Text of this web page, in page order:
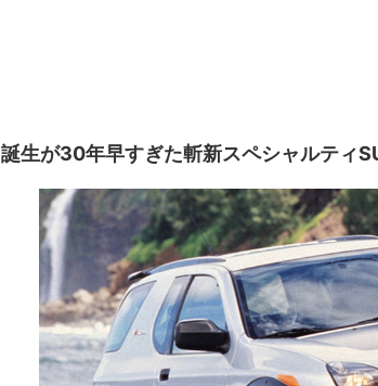
誕生が30年早すぎた斬新スペシャルティ